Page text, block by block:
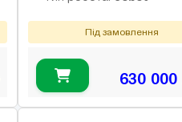
Під замовлення
630 000